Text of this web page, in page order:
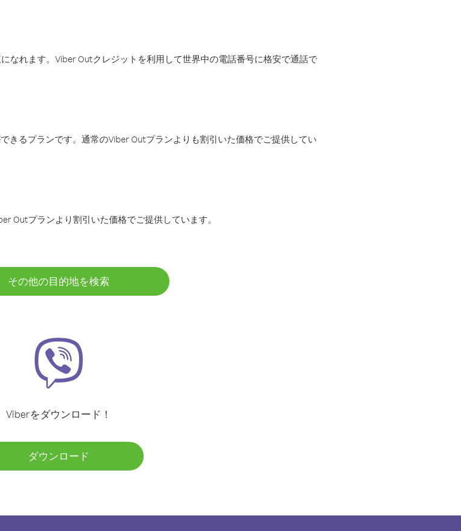
なれます。Viber Outクレジットを利用して世界中の電話番号に格安で通話で
きるプランです。通常のViber Outプランよりも割引いた価格でご提供してい
Outプランより割引いた価格でご提供しています。
その他の目的地を検索
Viberをダウンロード！
ダウンロード